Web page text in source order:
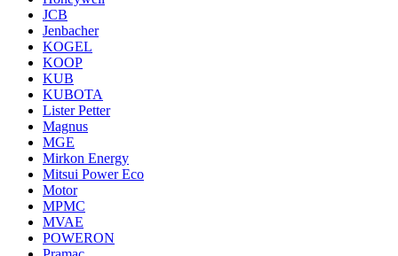
JCB
Jenbacher
KOGEL
KOOP
KUB
KUBOTA
Lister Petter
Magnus
MGE
Mirkon Energy
Mitsui Power Eco
Motor
MPMC
MVAE
POWERON